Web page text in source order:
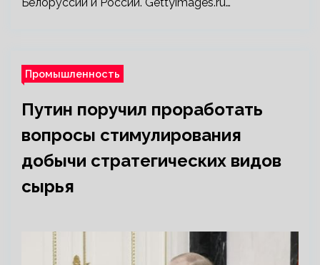
Промышленность
Путин поручил проработать
вопросы стимулирования
добычи стратегических видов
сырья